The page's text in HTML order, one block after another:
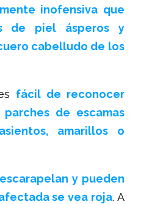
inofensiva que
de piel ásperos y
cabelludo de los
fácil de reconocer
parches de escamas
amarillos o
y pueden
se vea roja. A